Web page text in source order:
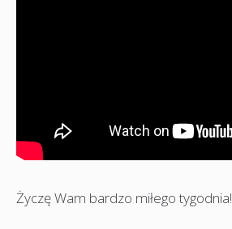
Życzę Wam bardzo miłego tygodnia!